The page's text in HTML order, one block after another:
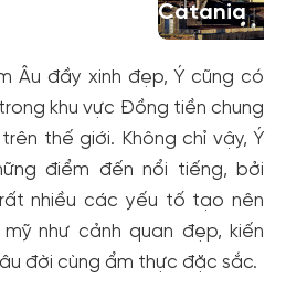
Catania
Âu đầy xinh đẹp, Ý cũng có
khu vực Đồng tiền chung
thế giới. Không chỉ vậy, Ý
điểm đến nổi tiếng, bởi
nhiều các yếu tố tạo nên
như cảnh quan đẹp, kiến
đời cùng ẩm thực đặc sắc.